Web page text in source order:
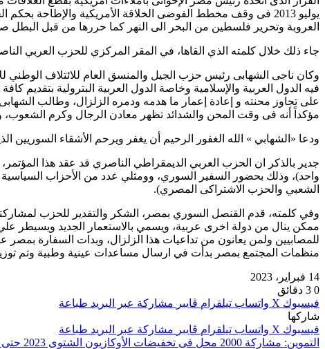
يوليو 2013 فى وقف مخطط الفوضى الخلاقة الأمريكية
العروبة وتحرير فلسطين من البحر الى النهر كما حررها من قبل البطل
جاء ذلك خلال كلمته الذي القاها، في المقر المركزي للحزب العربي
وكان ناجى الشهابى رئيس حزب الجيل والمنسق العام للائتلاف الوطني
فيه الدول العربية والإسلامية وخاصة الدول العربية البترولية
على تجاوز محنته و إعادة إعمار ما هدمه ودمره الزلزال، وطالب
مؤكداً أنه فى وقت المحن والشدائد تظهر معادن الرجال وكرم
ودعا «الشهابي » الله الغفور الرحيم أن يغفر ويرحم الأشقاء السوريين
جدير بالذكر ان الحزب العربي الديمقراطي الناصري قد عقد هذا
واحد)، وذلك بحضور السفير السوري، وومثلي عدد من الأحزاب
الشعبي والحزب الاشتراكى المصري).
وفي كلمته، قدم القنصل السوري بمصر، الشكر والتقدير للحزب
ممكن ينال من دولة اخرى عربية، ويسمي بالاستعمار الجديد ويسيطر
للمصابيين ولمن يعانون من تداعيات هذا الزلزال، وبدات السفارة بمصر
منظمات المجتمع بمصر بدأت في ارسال مساعدات عينية وطبية وتم
14 فبراير، 2023
0
فيسبوك ‫X واتساب تيلقرام ڤايبر مشاركة عبر البريد طباعة
شاركها
فيسبوك ‫X واتساب تيلقرام ڤايبر مشاركة عبر البريد طباعة
التموين: مشاركة 2000 محل فى تخفيضات الأوكازيون الشتوى 2023 حتى الآن